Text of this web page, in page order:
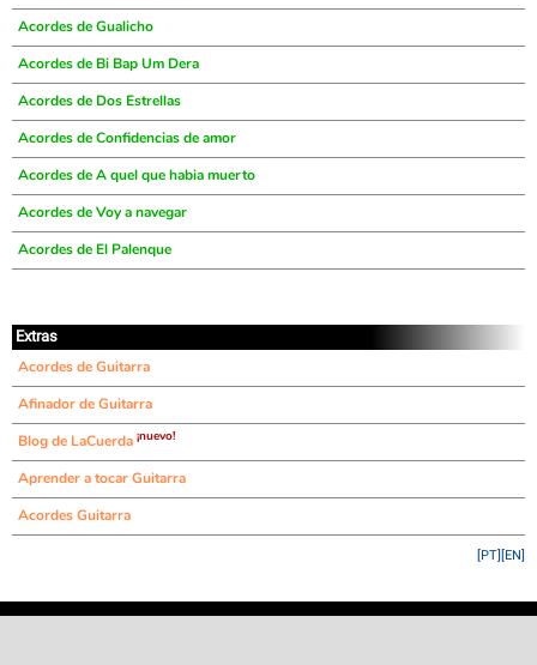
Acordes de Gualicho
Acordes de Bi Bap Um Dera
Acordes de Dos Estrellas
Acordes de Confidencias de amor
Acordes de A quel que habia muerto
Acordes de Voy a navegar
Acordes de El Palenque
Extras
Acordes de Guitarra
Afinador de Guitarra
Blog de LaCuerda ¡nuevo!
Aprender a tocar Guitarra
Acordes Guitarra
[EN]
[PT]